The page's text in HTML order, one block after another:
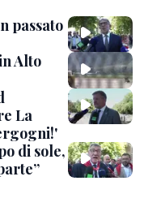
passato
Alto
La
di sole,